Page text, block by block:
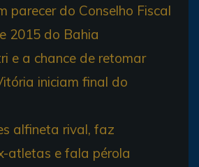
parecer do Conselho Fiscal
2015 do Bahia
e a chance de retomar
iniciam final do
alfineta rival, faz
atletas e fala pérola